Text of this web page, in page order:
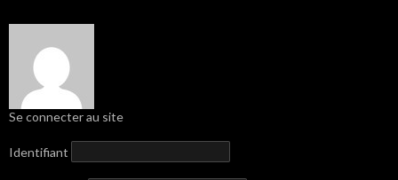
Se connecter au site
Identifiant